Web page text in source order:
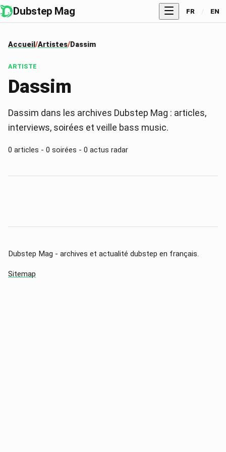
Dubstep Mag FR / EN
Accueil Artistes Dassim
ARTISTE
Dassim
Dassim dans les archives Dubstep Mag : articles,
interviews, soirées et veille bass music.
0 articles - 0 soirées - 0 actus radar
Dubstep Mag - archives et actualité dubstep en français.
Sitemap